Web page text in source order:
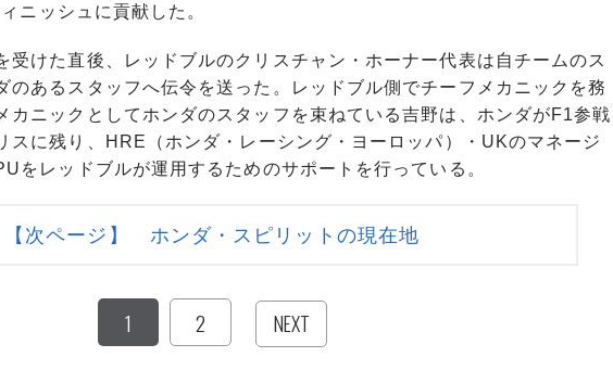
ニッシュに貢献した。
けた直後、レッドブルのクリスチャン・ホーナー代表は自チームのス
のあるスタッフへ伝令を送った。レッドブル側でチーフメカニックを務
カニックとしてホンダのスタッフを束ねている吉野は、ホンダがF1参戦
スに残り、HRE（ホンダ・レーシング・ヨーロッパ）・UKのマネージ
をレッドブルが運用するためのサポートを行っている。
【次ページ】 ホンダ・スピリットの現在地
1 2 NEXT